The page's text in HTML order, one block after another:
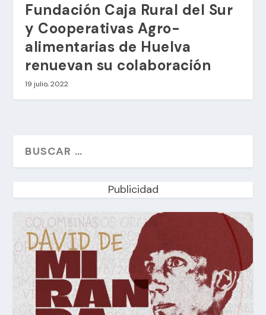
Fundación Caja Rural del Sur
y Cooperativas Agro-
alimentarias de Huelva
renuevan su colaboración
19 julio, 2022
Publicidad